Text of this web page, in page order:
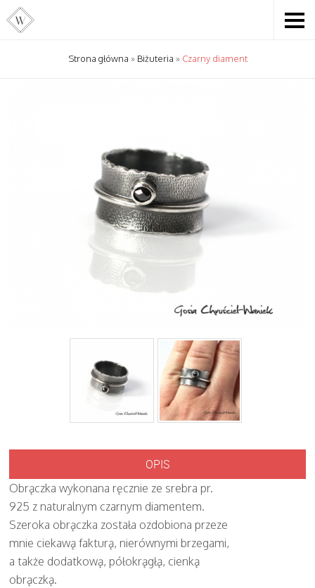
Strona główna » Biżuteria » Czarny diament
OPIS
Obrączka wykonana ręcznie ze srebra pr.
925 z naturalnym czarnym diamentem.
Szeroka obrączka została ozdobiona przeze
mnie ciekawą fakturą, nierównymi brzegami,
a także dodatkową, półokrągłą, cienką
obrączką.